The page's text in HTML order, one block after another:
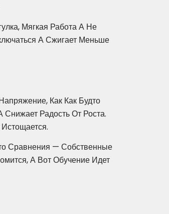
Мягкая Работа А Не
А Сжигает Меньше
Как Как Будто
Радость От Роста.
Сравнения — Собственные
А Вот Обучение Идет